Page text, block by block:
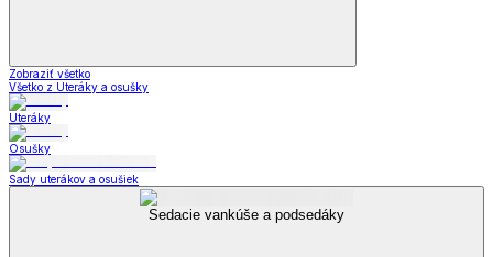
Zobraziť všetko
Všetko z Uteráky a osušky
Uteráky
Osušky
Sady uterákov a osušiek
Sedacie vankúše a podsedáky